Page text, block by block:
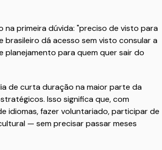
primeira dúvida: "preciso de visto para
brasileiro dá acesso sem visto consular a
planejamento para quem quer sair do
de curta duração na maior parte da
Isso significa que, com
idiomas, fazer voluntariado, participar de
— sem precisar passar meses